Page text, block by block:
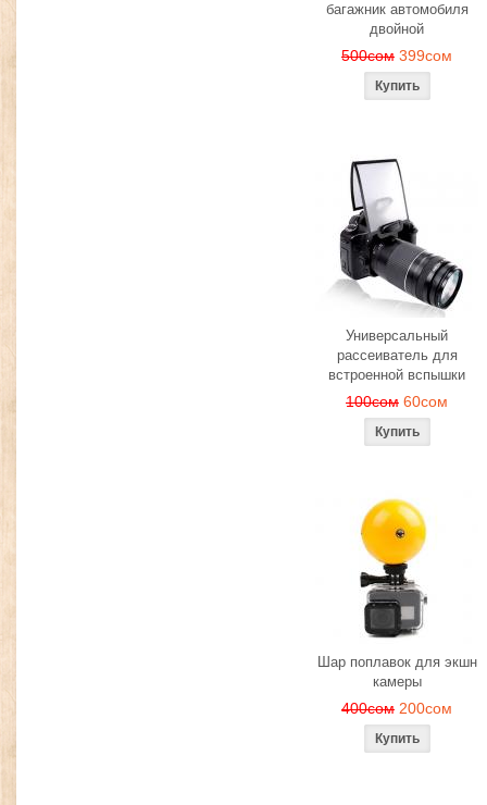
багажник автомобиля
двойной
500сом 399сом
Универсальный
рассеиватель для
встроенной вспышки
100сом 60сом
Шар поплавок для экшн
камеры
400сом 200сом